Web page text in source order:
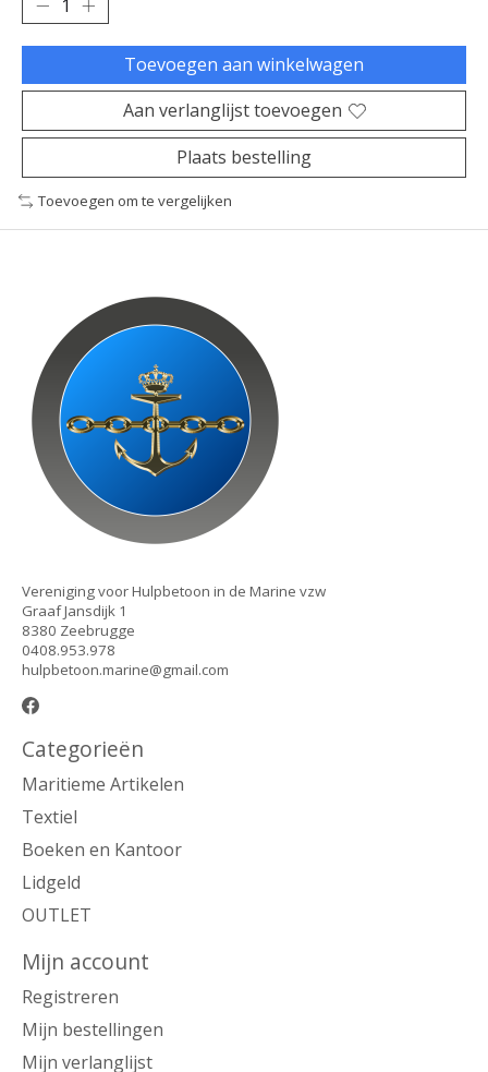
Toevoegen aan winkelwagen
Aan verlanglijst toevoegen
Plaats bestelling
Toevoegen om te vergelijken
Vereniging voor Hulpbetoon in de Marine vzw
Graaf Jansdijk 1
8380 Zeebrugge
0408.953.978
hulpbetoon.marine@gmail.com
Categorieën
Maritieme Artikelen
Textiel
Boeken en Kantoor
Lidgeld
OUTLET
Mijn account
Registreren
Mijn bestellingen
Mijn verlanglijst